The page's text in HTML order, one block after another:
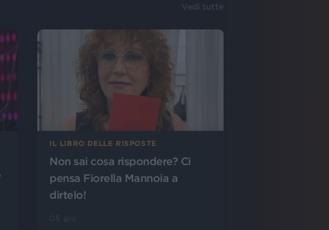
Vedi tutte
IL LIBRO DELLE RISPOSTE
Non sai cosa rispondere? Ci
pensa Fiorella Mannoia a
dirtelo!